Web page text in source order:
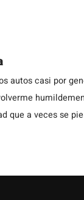
autos casi por
que a veces se